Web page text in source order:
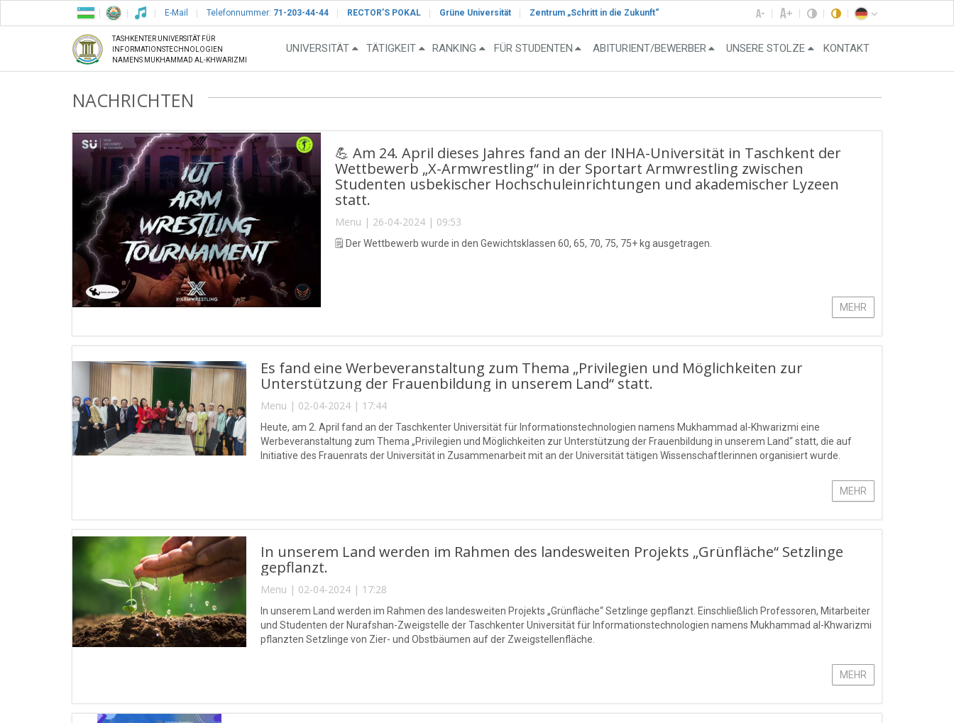
E-Mail Telefonnummer: 71-203-44-44 RECTOR’S POKAL Grüne Universität Zentrum „Schritt in die Zukunft“
TASHKENTER UNIVERSITÄT FÜR
INFORMATIONSTECHNOLOGIEN
NAMENS MUKHAMMAD AL-KHWARIZMI
UNIVERSITÄT TÄTIGKEIT RANKING FÜR STUDENTEN ABITURIENT/BEWERBER UNSERE STOLZE KONTAKT
NACHRICHTEN
💪 Am 24. April dieses Jahres fand an der INHA-Universität in Taschkent der
Wettbewerb „X-Armwrestling“ in der Sportart Armwrestling zwischen
Studenten usbekischer Hochschuleinrichtungen und akademischer Lyzeen
statt.
Menu | 26-04-2024 | 09:53
🗒 Der Wettbewerb wurde in den Gewichtsklassen 60, 65, 70, 75, 75+ kg ausgetragen.
MEHR
Es fand eine Werbeveranstaltung zum Thema „Privilegien und Möglichkeiten zur
Unterstützung der Frauenbildung in unserem Land“ statt.
Menu | 02-04-2024 | 17:44
Heute, am 2. April fand an der Taschkenter Universität für Informationstechnologien namens Mukhammad al-Khwarizmi eine
Werbeveranstaltung zum Thema „Privilegien und Möglichkeiten zur Unterstützung der Frauenbildung in unserem Land“ statt, die auf
Initiative des Frauenrats der Universität in Zusammenarbeit mit an der Universität tätigen Wissenschaftlerinnen organisiert wurde.
MEHR
In unserem Land werden im Rahmen des landesweiten Projekts „Grünfläche“ Setzlinge
gepflanzt.
Menu | 02-04-2024 | 17:28
In unserem Land werden im Rahmen des landesweiten Projekts „Grünfläche“ Setzlinge gepflanzt. Einschließlich Professoren, Mitarbeiter
und Studenten der Nurafshan-Zweigstelle der Taschkenter Universität für Informationstechnologien namens Mukhammad al-Khwarizmi
pflanzten Setzlinge von Zier- und Obstbäumen auf der Zweigstellenfläche.
MEHR